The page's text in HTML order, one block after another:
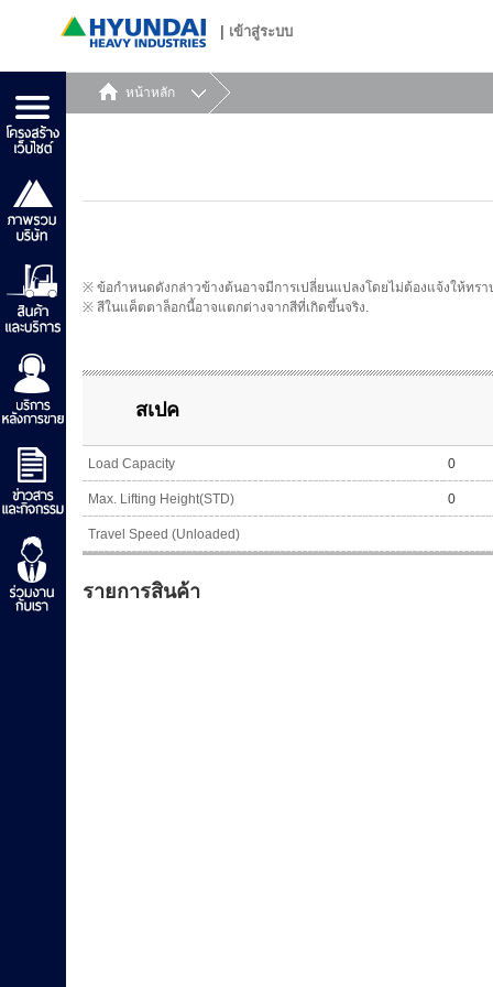
เข้าสู่ระบบ
หน้าหลัก
※ ข้อกำหนดดังกล่าวข้างต้นอาจมีการเปลี่ยนแปลงโดยไม่ต้องแจ้งให้ทร
※ สีในแค็ตตาล็อกนี้อาจแตกต่างจากสีที่เกิดขึ้นจริง.
สเปค
Load Capacity 0
Max. Lifting Height(STD) 0
Travel Speed (Unloaded)
รายการสินค้า